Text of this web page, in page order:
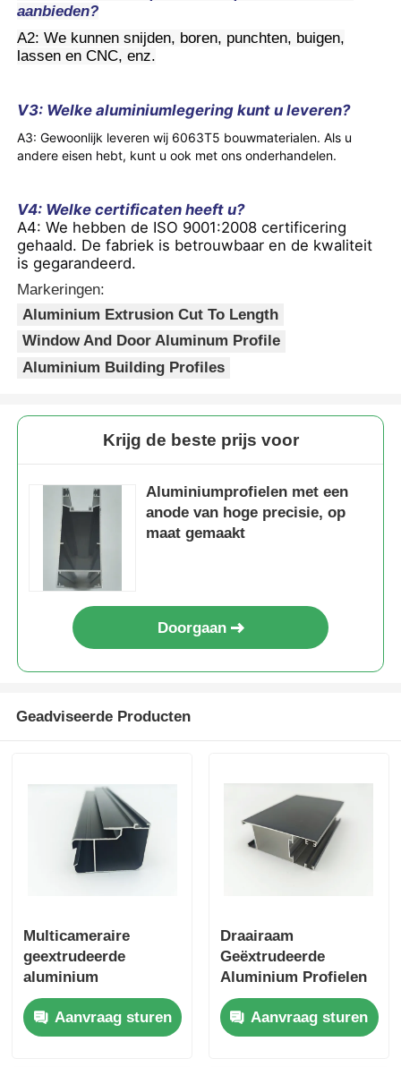
aanbieden?
A2: We kunnen snijden, boren, punchten, buigen,
lassen en CNC, enz.
V3: Welke aluminiumlegering kunt u leveren?
A3: Gewoonlijk leveren wij 6063T5 bouwmaterialen. Als u
andere eisen hebt, kunt u ook met ons onderhandelen.
V4: Welke certificaten heeft u?
A4: We hebben de ISO 9001:2008 certificering
gehaald. De fabriek is betrouwbaar en de kwaliteit
is gegarandeerd.
Markeringen:
Aluminium Extrusion Cut To Length
Window And Door Aluminum Profile
Aluminium Building Profiles
Krijg de beste prijs voor
Aluminiumprofielen met een
anode van hoge precisie, op
maat gemaakt
Doorgaan
Geadviseerde Producten
Multicameraire
geextrudeerde
aluminium
elektronische
behuizing voor
elektronische
Aanvraag sturen
Draairaam
Geëxtrudeerde
Aluminium Profielen
Poedergecoate
Vouwdeur Aluminium
Profiel
Aanvraag sturen